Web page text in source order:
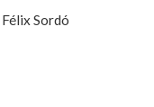
Félix Sordó